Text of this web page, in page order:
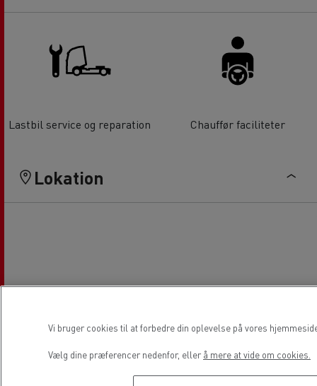
Lastbil service og reparation Chauffør faciliteter
Lokation
Vi bruger cookies til at forbedre din oplevelse på vores
Vælg dine præferencer nedenfor, eller å mere at vide om cookies.